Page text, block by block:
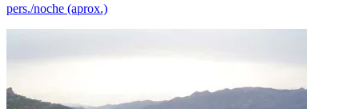
pers./noche (aprox.)